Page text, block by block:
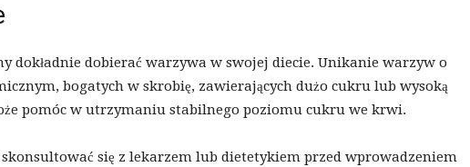
dokładnie dobierać warzywa w swojej diecie. Unikanie warzyw o
bogatych w skrobię, zawierających dużo cukru lub wysoką
pomóc w utrzymaniu stabilnego poziomu cukru we krwi.
się z lekarzem lub dietetykiem przed wprowadzeniem